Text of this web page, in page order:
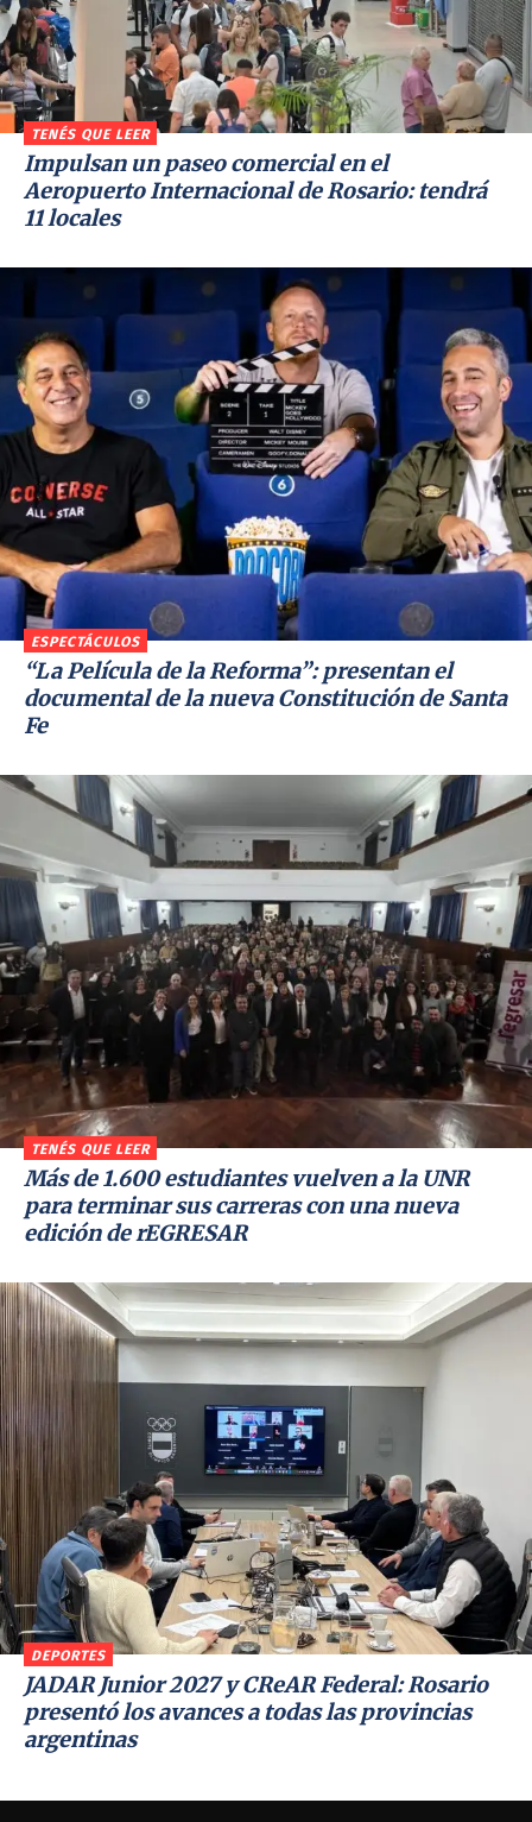
TENÉS QUE LEER
Impulsan un paseo comercial en el
Aeropuerto Internacional de Rosario: tendrá
11 locales
ESPECTÁCULOS
“La Película de la Reforma”: presentan el
documental de la nueva Constitución de Santa
Fe
TENÉS QUE LEER
Más de 1.600 estudiantes vuelven a la UNR
para terminar sus carreras con una nueva
edición de rEGRESAR
DEPORTES
JADAR Junior 2027 y CReAR Federal: Rosario
presentó los avances a todas las provincias
argentinas